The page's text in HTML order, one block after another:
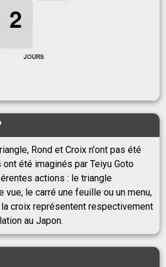
2
2
2
2
JOURS
Rond et Croix n'ont pas été
été imaginés par Teiyu Goto
actions : le triangle
le carré une feuille ou un menu,
croix représentent respectivement
au Japon.